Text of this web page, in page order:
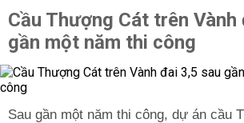
Cầu Thượng Cát trên Vành
gần một năm thi công
Sau gần một năm thi công, dự án cầu